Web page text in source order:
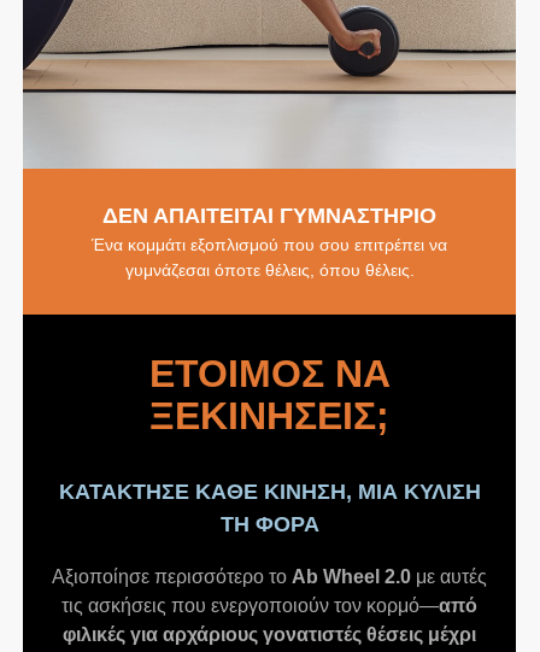
ΔΕΝ ΑΠΑΙΤΕΙΤΑΙ ΓΥΜΝΑΣΤΗΡΙΟ
Ένα κομμάτι εξοπλισμού που σου επιτρέπει να
γυμνάζεσαι όποτε θέλεις, όπου θέλεις.
ΕΤΟΙΜΟΣ ΝΑ
ΞΕΚΙΝΗΣΕΙΣ;
ΚΑΤΑΚΤΗΣΕ ΚΑΘΕ ΚΙΝΗΣΗ, ΜΙΑ ΚΥΛΙΣΗ
ΤΗ ΦΟΡΑ
Αξιοποίησε περισσότερο το Ab Wheel 2.0 με αυτές
τις ασκήσεις που ενεργοποιούν τον κορμό—από
φιλικές για αρχάριους γονατιστές θέσεις μέχρι